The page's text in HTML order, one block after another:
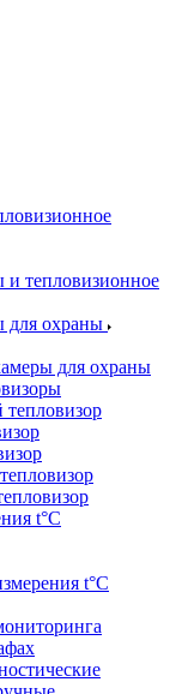
тепловизионное
для охраны
для охраны
тепловизор
t°С
t°С